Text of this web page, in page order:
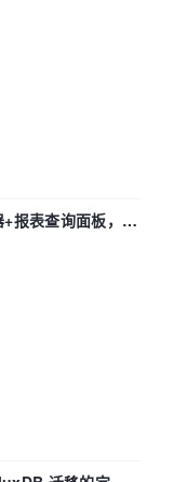
报表查询面板，参